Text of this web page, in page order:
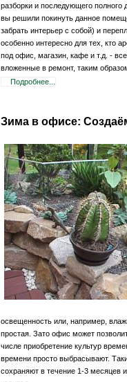
разборки и последующего полного
вы решили покинуть данное
забрать интерьер с собой) и
особенно интересно для тех, кто
под офис, магазин, кафе и т.д. -
вложенные в ремонт, таким
Подробнее...
Зима в офисе:
освещенность или, например,
простая. Зато офис может
числе приобретение культур
времени просто выбрасывают.
сохраняют в течение 1-3 месяцев